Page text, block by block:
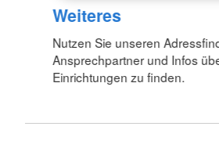
Weiteres
Nutzen Sie unseren
Ansprechpartner und Infos
Einrichtungen zu finden.